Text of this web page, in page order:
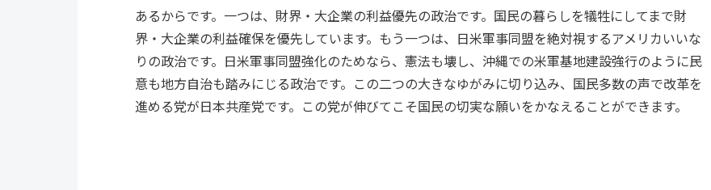
あるからです。一つは、財界・大企業の利益優先の政治です。国民の暮らしを犠牲にしてまで財
界・大企業の利益確保を優先しています。もう一つは、日米軍事同盟を絶対視するアメリカいいな
りの政治です。日米軍事同盟強化のためなら、憲法も壊し、沖縄での米軍基地建設強行のように民
意も地方自治も踏みにじる政治です。この二つの大きなゆがみに切り込み、国民多数の声で改革を
進める党が日本共産党です。この党が伸びてこそ国民の切実な願いをかなえることができます。